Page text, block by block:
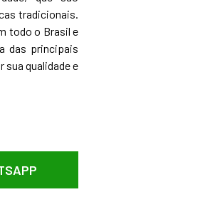
tradicionais.
todo o Brasil e
das principais
sua qualidade e